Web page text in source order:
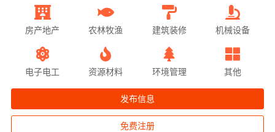
房产地产 农林牧渔 建筑装修 机械设备
电子电工 资源材料 环境管理 其他
发布信息
免费注册